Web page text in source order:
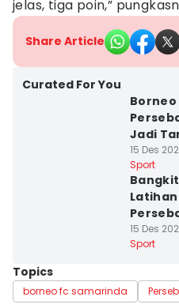
jelas, tiga poin,”
Share Article
Curated For You
Borneo
Jadi
15 Des
Sport
15 Des
Sport
Topics
borneo fc samarinda